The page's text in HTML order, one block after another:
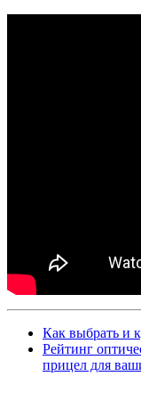
Как выбрать и
Рейтинг
прицел для